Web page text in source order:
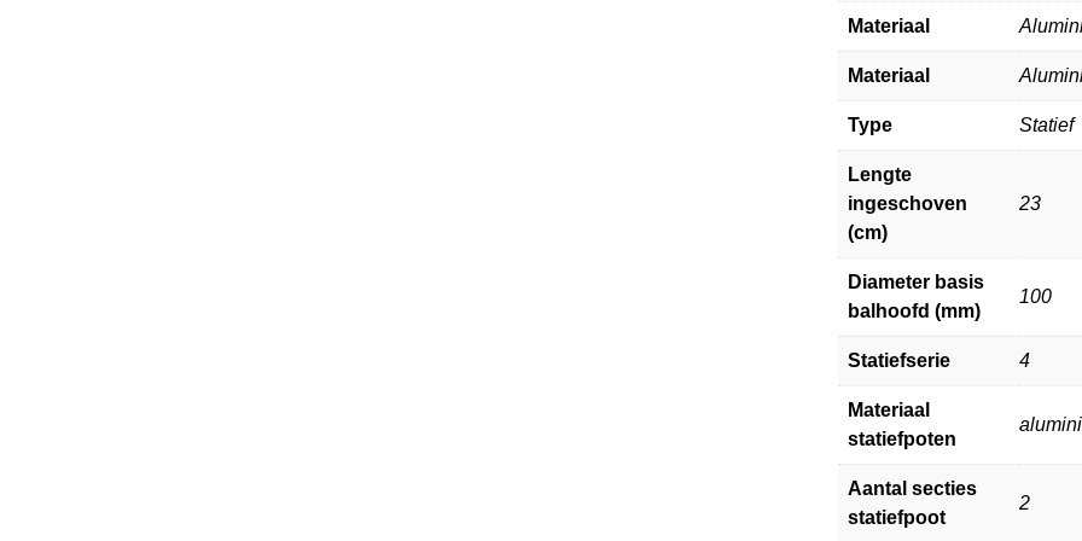
Materiaal
Materiaal
Type Statief
Lengte
ingeschoven
(cm)
23
Diameter basis
balhoofd (mm)
100
Statiefserie 4
Materiaal
statiefpoten
Aantal secties
statiefpoot
2